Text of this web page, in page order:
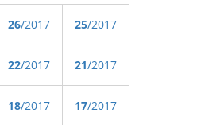
26/2017 25/2017
22/2017 21/2017
18/2017 17/2017